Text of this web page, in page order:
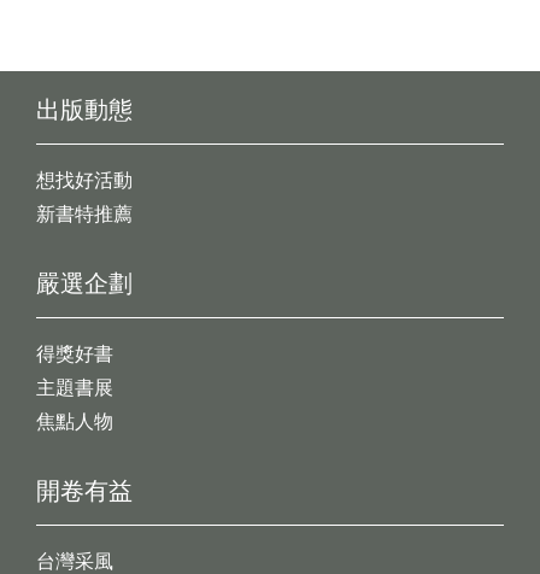
出版動態
想找好活動
新書特推薦
開卷有益
台灣采風
嚴選企劃
得獎好書
主題書展
焦點人物